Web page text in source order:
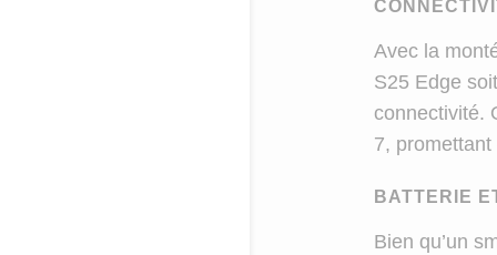
Avec la
S25 Edge
connectivité.
7,
BATTERIE
Bien qu’un